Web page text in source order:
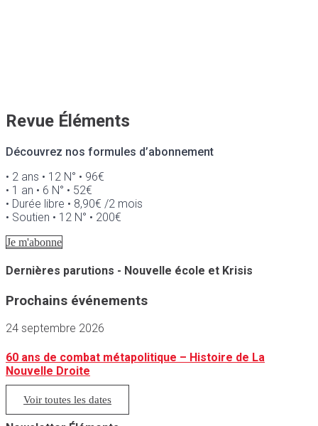
Revue Éléments
Découvrez nos formules d’abonnement
• 2 ans • 12 N° • 96€
• 1 an • 6 N° • 52€
• Durée libre • 8,90€ /2 mois
• Soutien • 12 N° • 200€
Je m'abonne
Dernières parutions - Nouvelle école et Krisis
Prochains événements
24 septembre 2026
60 ans de combat métapolitique – Histoire de La
Nouvelle Droite
Voir toutes les dates